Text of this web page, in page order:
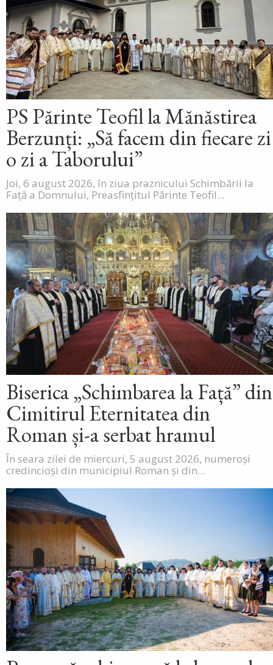
PS Părinte Teofil la Mănăstirea
Berzunți: „Să facem din fiecare zi
o zi a Taborului”
Joi, 6 august 2026, în ziua praznicului Schimbării la
Față a Domnului, Preasfințitul Părinte Teofil...
Biserica „Schimbarea la Față” din
Cimitirul Eternitatea din
Roman și-a serbat hramul
În seara zilei de miercuri, 5 august 2026, numeroși
credincioși din municipiul Roman și din...